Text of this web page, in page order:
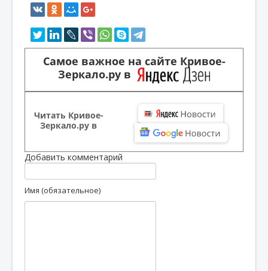
Самое важное на сайте Кривое-
Зеркало.ру в
Читать Кривое-
Зеркало.ру в
Добавить комментарий
Имя (обязательное)